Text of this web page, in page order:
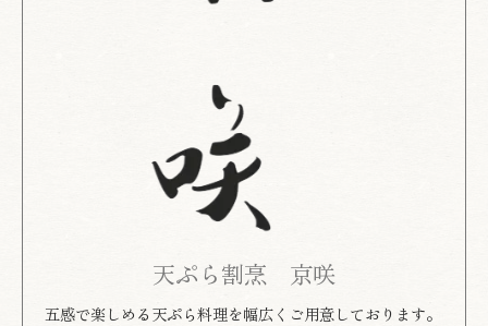
天ぷら割烹 京咲
五感で楽しめる天ぷら料理を幅広くご用意しております。